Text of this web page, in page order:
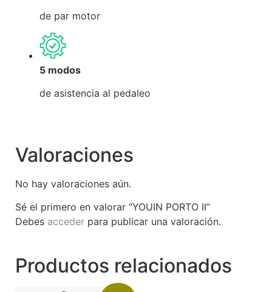
de par motor
5 modos
de asistencia al pedaleo
Valoraciones
No hay valoraciones aún.
Sé el primero en valorar “YOUIN PORTO II”
Debes acceder para publicar una valoración.
Productos relacionados